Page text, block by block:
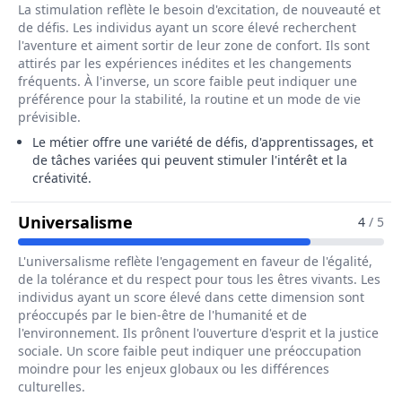
La stimulation reflète le besoin d'excitation, de nouveauté et
de défis. Les individus ayant un score élevé recherchent
l'aventure et aiment sortir de leur zone de confort. Ils sont
attirés par les expériences inédites et les changements
fréquents. À l'inverse, un score faible peut indiquer une
préférence pour la stabilité, la routine et un mode de vie
prévisible.
Le métier offre une variété de défis, d'apprentissages, et
de tâches variées qui peuvent stimuler l'intérêt et la
créativité.
Universalisme 4 / 5
L'universalisme reflète l'engagement en faveur de l'égalité,
de la tolérance et du respect pour tous les êtres vivants. Les
individus ayant un score élevé dans cette dimension sont
préoccupés par le bien-être de l'humanité et de
l'environnement. Ils prônent l'ouverture d'esprit et la justice
sociale. Un score faible peut indiquer une préoccupation
moindre pour les enjeux globaux ou les différences
culturelles.